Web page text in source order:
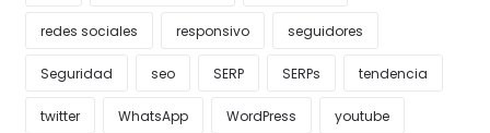
redes sociales responsivo seguidores
Seguridad seo SERP SERPs tendencia
twitter WhatsApp WordPress youtube